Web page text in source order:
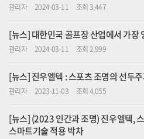
관리자 2024-03-11 조회 3,447
[뉴스] 대한민국 골프장 산업에서 가장
관리자 2024-03-11 조회 2,999
[뉴스] 진우엘텍 : 스포츠 조명의 선두
관리자 2023-11-03 조회 4,055
[뉴스] (2023 인간과 조명) 진우엘텍,
스마트기술 적용 박차